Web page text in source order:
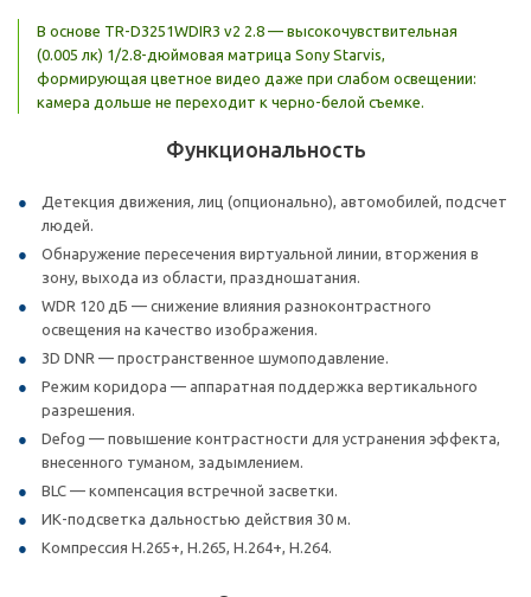
В основе TR-D3251WDIR3 v2 2.8 — высокочувствительная
(0.005 лк) 1/2.8-дюймовая матрица Sony Starvis,
формирующая цветное видео даже при слабом освещении:
камера дольше не переходит к черно-белой съемке.
Функциональность
Детекция движения, лиц (опционально), автомобилей, подсчет
людей.
Обнаружение пересечения виртуальной линии, вторжения в
зону, выхода из области, праздношатания.
WDR 120 дБ — снижение влияния разноконтрастного
освещения на качество изображения.
3D DNR — пространственное шумоподавление.
Режим коридора — аппаратная поддержка вертикального
разрешения.
Defog — повышение контрастности для устранения эффекта,
внесенного туманом, задымлением.
BLC — компенсация встречной засветки.
ИК-подсветка дальностью действия 30 м.
Компрессия H.265+, H.265, H.264+, H.264.